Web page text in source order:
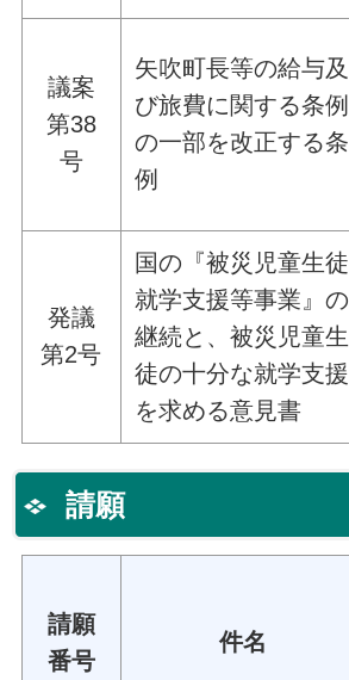
議案
第38
号
矢吹町長等の給与及
び旅費に関する条例
の一部を改正する条
例
発議
第2号
国の『被災児童生徒
就学支援等事業』の
継続と、被災児童生
徒の十分な就学支援
を求める意見書
請願
請願
番号
件名